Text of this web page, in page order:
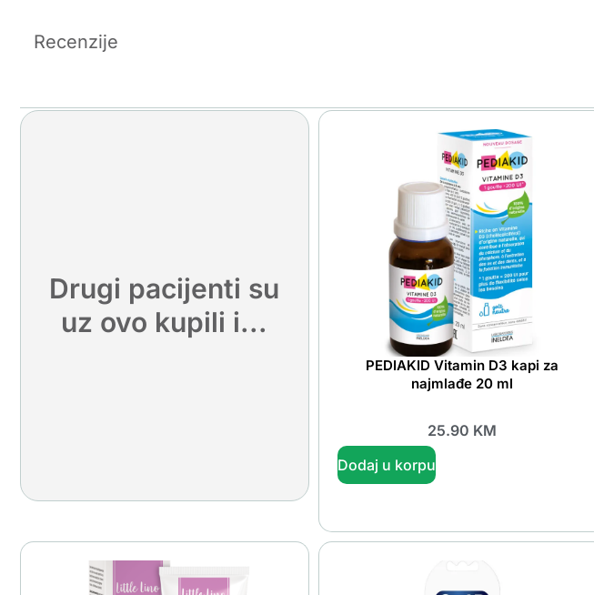
Recenzije
Drugi pacijenti su
uz ovo kupili i...
PEDIAKID Vitamin D3 kapi za
najmlađe 20 ml
25.90 KM
Dodaj u korpu